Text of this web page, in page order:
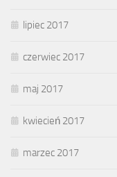
lipiec 2017
czerwiec 2017
maj 2017
kwiecień 2017
marzec 2017